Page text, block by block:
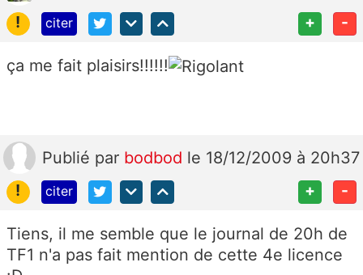
!
citer + -
ça me fait plaisirs!!!!!!
Publié par bodbod le 18/12/2009 à 20h37
!
citer + -
Tiens, il me semble que le journal de 20h de
TF1 n'a pas fait mention de cette 4e licence